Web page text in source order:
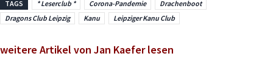
TAGS * Leserclub * Corona-Pandemie
Drachenboot
Dragons Club Leipzig
Kanu Leipziger Kanu Club
weitere Artikel von Jan Kaefer lesen